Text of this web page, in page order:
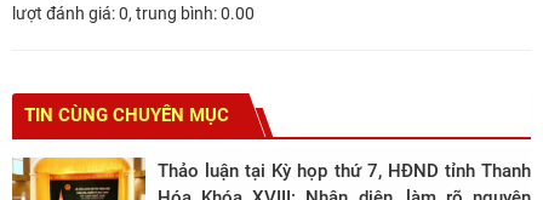
lượt đánh giá:0, trung bình:0.00
TIN CÙNG CHUYÊN MỤC
Thảo luận tại Kỳ họp thứ 7, HĐND tỉnh Thanh